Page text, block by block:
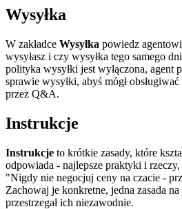
Wysyłka
W zakładce Wysyłka powiedz
wysyłasz i czy wysyłka tego samego
polityka wysyłki jest wyłączona, agent
sprawie wysyłki, abyś mógł
przez Q&A.
Instrukcje
Instrukcje to krótkie zasady, które
odpowiada - najlepsze praktyki i
"Nigdy nie negocjuj ceny na czacie -
Zachowaj je konkretne, jedna zasada
przestrzegał ich niezawodnie.